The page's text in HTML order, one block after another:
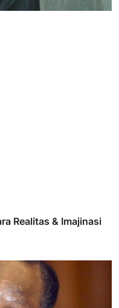
Realitas & Imajinasi